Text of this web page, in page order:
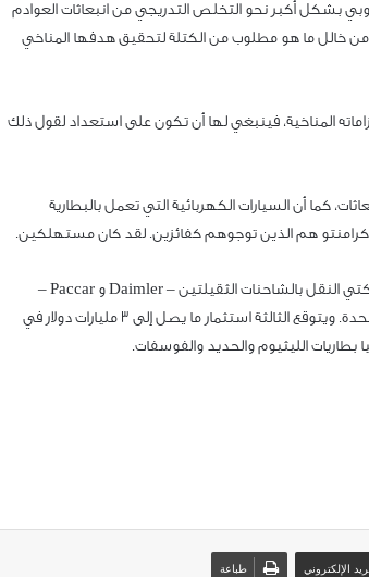
بشكل أكبر نحو التخلص التدريجي من انبعاثات العوادم
من خالل ما هو مطلوب من الكتلة لتحقيق هدفها المناخي
المناخية، فينبغي لها أن تكون على استعداد لقول ذلك
كما أن السيارات الكهربائية التي تعمل بالبطارية
هم الذين توجوهم كفائزين. لقد كان مستهلكين.
اتحدت شركة محركات الديزل العمالقة Cummins مع شركتين من شركتي النقل بالشاحنات الثقيلتين – Daimler و Paccar –
فيمشروع مشترك لتصنيع البطاريات للمركبات التجارية في الواليات المتحدة. ويتوقع الثالثة استثمار ما يصل إلى 3 مليارات دولار في
الإلكتروني طباعة